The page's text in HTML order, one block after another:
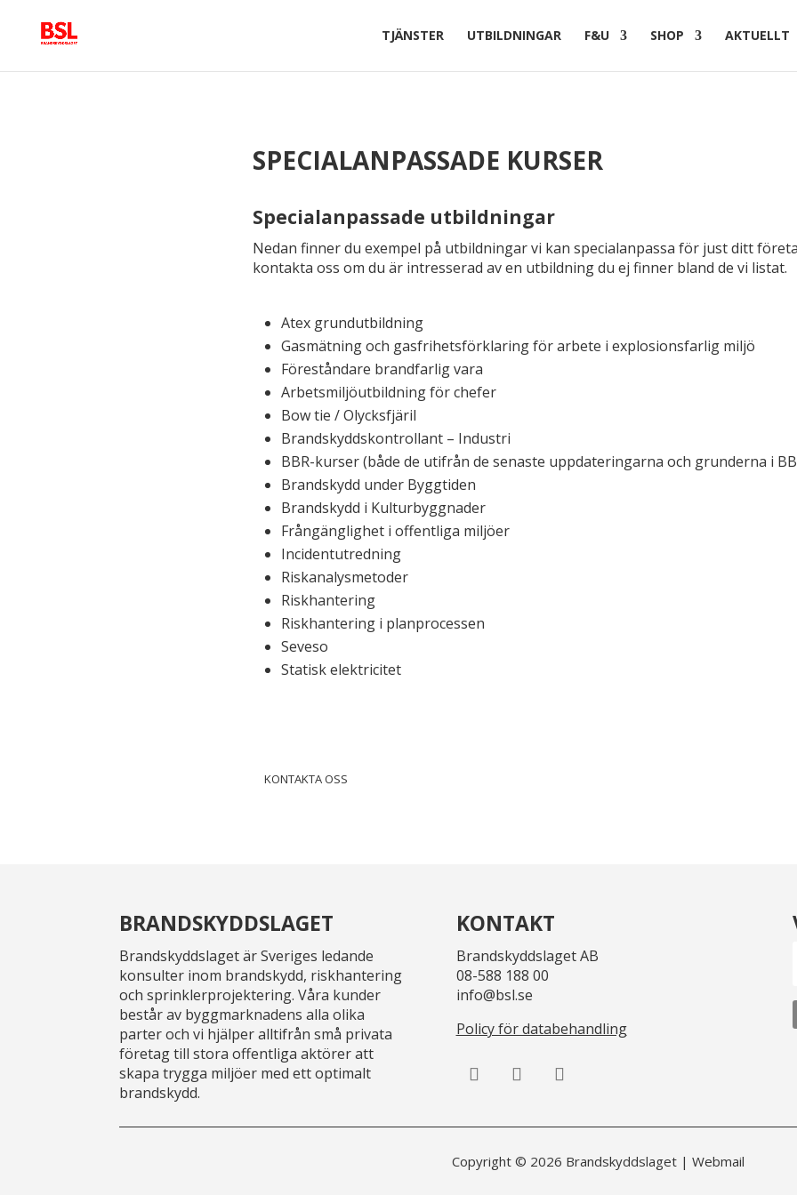
TJÄNSTER UTBILDNINGAR F&U SHOP AKTUELLT
SPECIALANPASSADE KURSER
Specialanpassade utbildningar
Nedan finner du exempel på utbildningar vi kan specialanpassa för just ditt
kontakta oss om du är intresserad av en utbildning du ej finner bland de vi listat.
Atex grundutbildning
Gasmätning och gasfrihetsförklaring för arbete i explosionsfarlig miljö
Föreståndare brandfarlig vara
Arbetsmiljö­utbildning för chefer
Bow tie / Olycksfjäril
Brandskydds­kontrollant – Industri
BBR-kurser (både de utifrån de senaste uppdateringarna och grunderna i
Brandskydd under Byggtiden
Brandskydd i Kulturbyggnader
Frångänglighet i offentliga miljöer
Incident­utredning
Riskanalys­metoder
Riskhantering
Riskhantering i planprocessen
Seveso
Statisk elektricitet
KONTAKTA OSS
BRANDSKYDDSLAGET
Brandskyddslaget är Sveriges ledande
konsulter inom brandskydd, riskhantering
och sprinklerprojektering. Våra kunder
består av byggmarknadens alla olika
parter och vi hjälper alltifrån små privata
företag till stora offentliga aktörer att
skapa trygga miljöer med ett optimalt
brandskydd.
KONTAKT
Brandskyddslaget AB
08-588 188 00
info@bsl.se
Policy för databehandling
Copyright © 2026 Brandskyddslaget | Webmail